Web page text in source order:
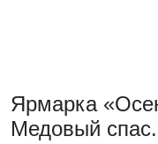
Ярмарка
Медовый